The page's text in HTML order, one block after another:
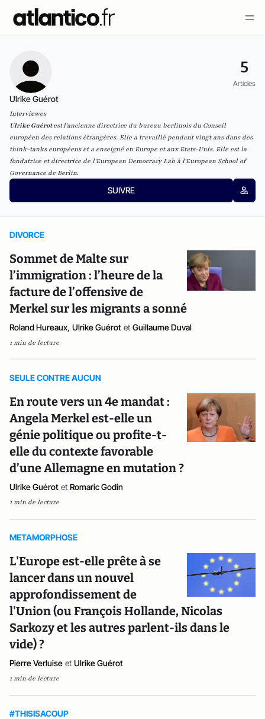
5
Articles
Ulrike Guérot
Interviewes
Ulrike Guérotestl'ancienne directrice du bureau berlinois du Conseil
européen des relations étrangères. Elle a travaillé pendant vingt ans dans des
think-tanks européens et a enseigné en Europe et aux Etats-Unis. Elle est la
fondatrice et directrice de l'European Democracy Lab à l'European School of
Governance de Berlin.
SUIVRE
DIVORCE
Sommet de Malte sur
l’immigration : l’heure de la
facture de l’offensive de
Merkel sur les migrants a sonné
Roland Hureaux, Ulrike Guérot et Guillaume Duval
1 min de lecture
SEULE CONTRE AUCUN
En route vers un 4e mandat :
Angela Merkel est-elle un
génie politique ou profite-t-
elle du contexte favorable
d’une Allemagne en mutation ?
Ulrike Guérot et Romaric Godin
1 min de lecture
METAMORPHOSE
L'Europe est-elle prête à se
lancer dans un nouvel
approfondissement de
l'Union (ou François Hollande, Nicolas
Sarkozy et les autres parlent-ils dans le
vide) ?
Pierre Verluise et Ulrike Guérot
1 min de lecture
#THISISACOUP